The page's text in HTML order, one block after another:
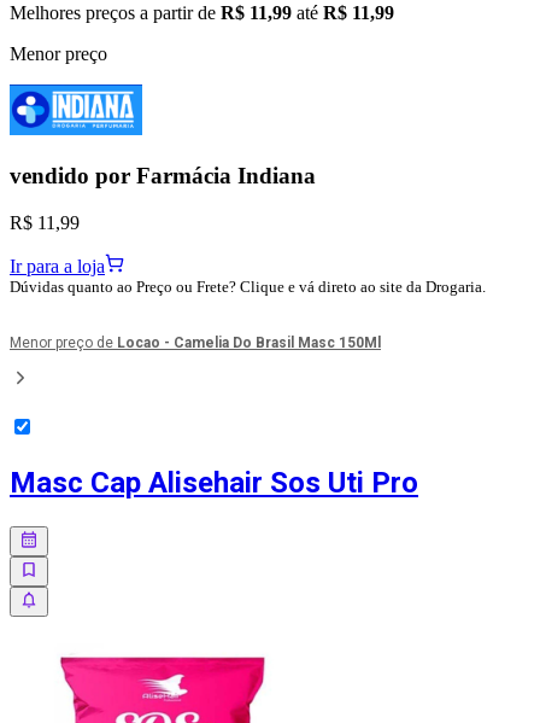
Melhores preços a partir de R$ 11,99 até R$ 11,99
Menor preço
vendido por Farmácia Indiana
R$ 11,99
Ir para a loja
Dúvidas quanto ao Preço ou Frete? Clique e vá direto ao site da Drogaria.
Menor preço de Locao - Camelia Do Brasil Masc 150Ml
Masc Cap Alisehair Sos Uti Pro